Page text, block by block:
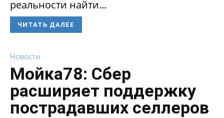
реальности найти...
ЧИТАТЬ ДАЛЕЕ
Новости
Мойка78: Сбер
расширяет поддержку
пострадавших селлеров